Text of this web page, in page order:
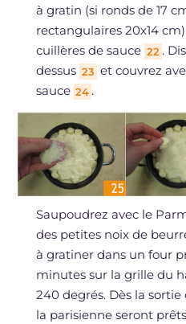
à gratin (si ronds de 17
rectangulaires 20x14
cuillères de sauce 22 .
dessus 23 et couvrez
sauce 24 .
Saupoudrez avec le
des petites noix de
à gratiner dans un four
minutes sur la grille du
240 degrés. Dès la
la parisienne seront